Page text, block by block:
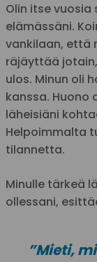
Olin itse
elämässäni.
vankilaan, että
räjäyttää
ulos. Minun oli
kanssa. Huono
läheisiäni
Helpoimmalta
tilannetta.
Minulle tärkeä
ollessani,
”Mieti,